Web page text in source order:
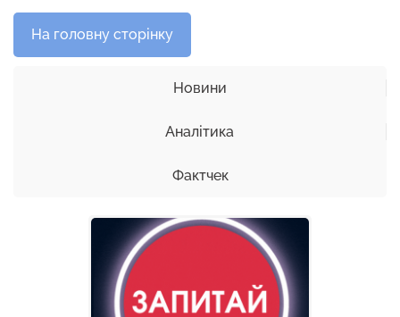
На головну сторінку
Новини
Аналітика
Фактчек